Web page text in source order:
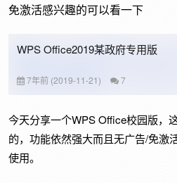
免激活感兴趣的可以看一下
WPS Office2019某政府专用版
7年前 (2019-11-21) 7
今天分享一个WPS Office校园版，
的，功能依然强大而且无广告/免激
使用。